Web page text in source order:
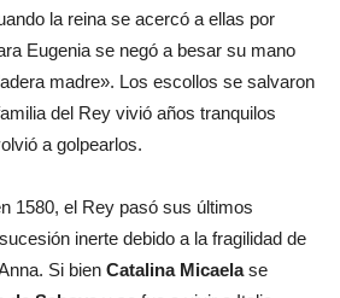
la reina se acercó a ellas por
Eugenia se negó a besar su mano
madre». Los escollos se salvaron
del Rey vivió años tranquilos
a golpearlos.
1580, el Rey pasó sus últimos
inerte debido a la fragilidad de
Si bien Catalina Micaelase